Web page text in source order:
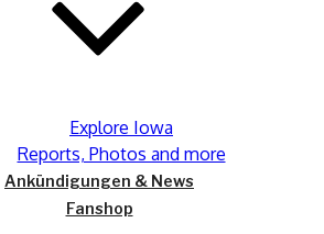
Explore Iowa
Reports, Photos and more
Ankündigungen & News
Fanshop